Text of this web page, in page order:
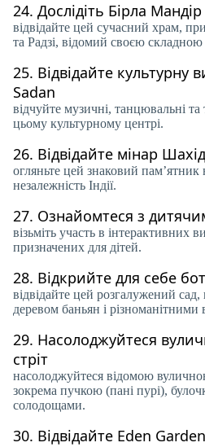
24. Дослідіть Бірла Мандір
відвідайте цей сучасний храм,
та Радзі, відомий своєю
25. Відвідайте культурну
Sadan
відчуйте музичні, танцювальні та
цьому культурному центрі.
26. Відвідайте мінар Шахід
огляньте цей знаковий пам’ятник
незалежність Індії.
27. Ознайомтеся з
візьміть участь в інтерактивних
призначених для дітей.
28. Відкрийте для себе
відвідайте цей розгалужений
деревом баньян і
29. Насолоджуйтеся
стріт
насолоджуйтеся відомою
зокрема пучкою (пані пурі),
солодощами.
30. Відвідайте Eden